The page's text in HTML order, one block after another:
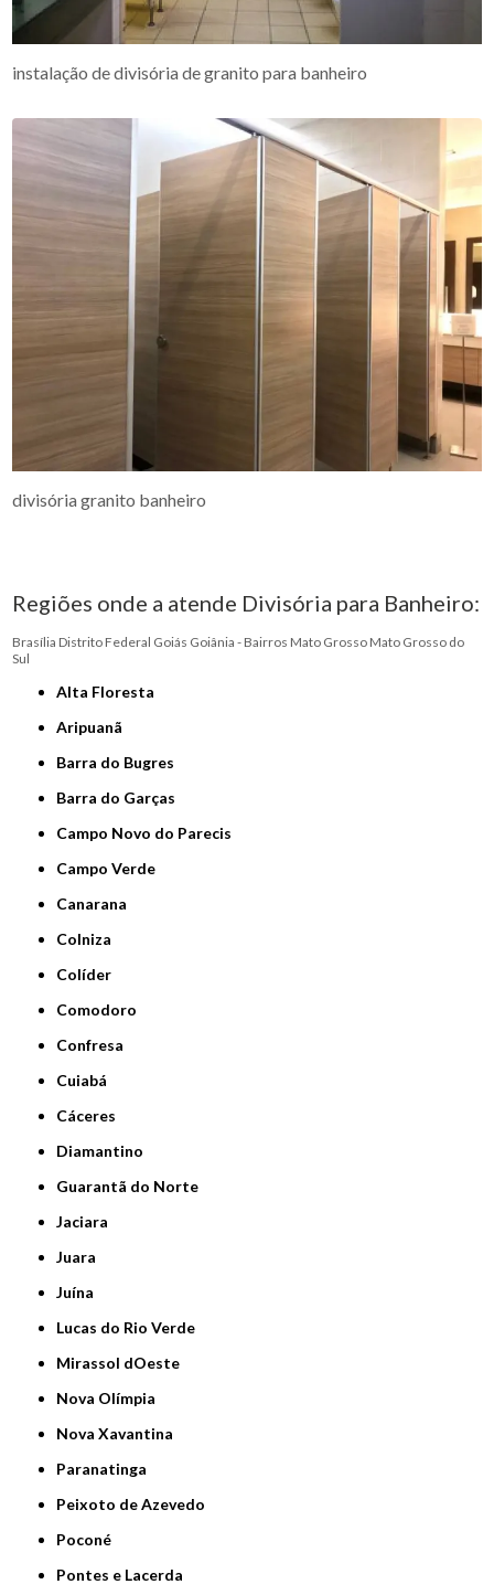
instalação de divisória de granito para banheiro
divisória granito banheiro
Regiões onde a atende Divisória para Banheiro:
Brasília Distrito Federal Goiás Goiânia - Bairros Mato Grosso Mato Grosso do
Sul
Alta Floresta
Aripuanã
Barra do Bugres
Barra do Garças
Campo Novo do Parecis
Campo Verde
Canarana
Colniza
Colíder
Comodoro
Confresa
Cuiabá
Cáceres
Diamantino
Guarantã do Norte
Jaciara
Juara
Juína
Lucas do Rio Verde
Mirassol dOeste
Nova Olímpia
Nova Xavantina
Paranatinga
Peixoto de Azevedo
Poconé
Pontes e Lacerda